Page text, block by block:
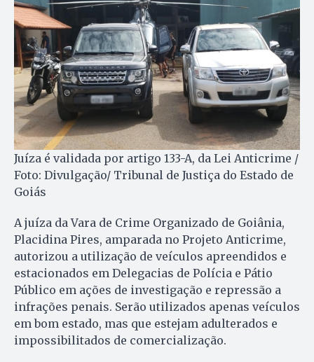
Juíza é validada por artigo 133-A, da Lei Anticrime /
Foto: Divulgação/ Tribunal de Justiça do Estado de
Goiás
A juíza da Vara de Crime Organizado de Goiânia,
Placidina Pires, amparada no Projeto Anticrime,
autorizou a utilização de veículos apreendidos e
estacionados em Delegacias de Polícia e Pátio
Público em ações de investigação e repressão a
infrações penais. Serão utilizados apenas veículos
em bom estado, mas que estejam adulterados e
impossibilitados de comercialização.